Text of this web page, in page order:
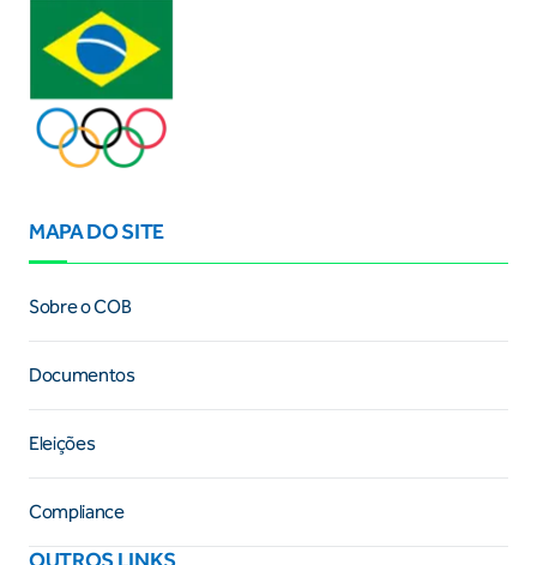
MAPA DO SITE
Sobre o COB
Documentos
Eleições
Compliance
OUTROS LINKS